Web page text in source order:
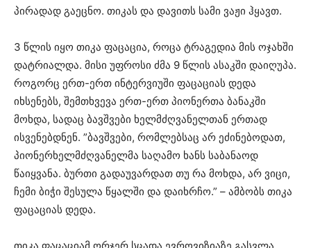
პირადად გაეცნო. თიკას და დავითს სამი ვაჟი ჰყავთ.
3 წლის იყო თიკა ფაცაცია, როცა ტრაგედია მის ოჯახში
დატრიალდა. მისი უფროსი ძმა 9 წლის ასაკში დაიღუპა.
როგორც ერთ-ერთ ინტერვიუში ფაცაციას დედა
იხსენებს, შემთხვევა ერთ-ერთ პიონერთა ბანაკში
მოხდა, სადაც ბავშვები ხელმძღვანელთან ერთად
ისვენებდნენ. ”ბავშვები, რომლებსაც არ ეძინებოდათ,
პიონერხელმძღვანელმა საღამო ხანს საბანაოდ
წაიყვანა. ბურთი გადაუვარდათ თუ რა მოხდა, არ ვიცი,
ჩემი ბიჭი შესულა წყალში და დაიხრჩო.” – ამბობს თიკა
ფაცაციას დედა.
თიკა ფაცაციამ ორჯერ სცადა ევროვიზიაზე გასვლა,